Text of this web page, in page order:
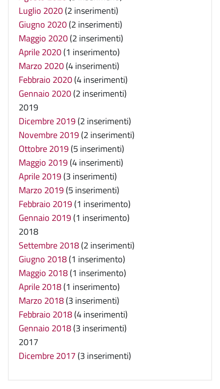
Luglio 2020(2 inserimenti)
Giugno 2020(2 inserimenti)
Maggio 2020(2 inserimenti)
Aprile 2020(1 inserimento)
Marzo 2020(4 inserimenti)
Febbraio 2020(4 inserimenti)
Gennaio 2020(2 inserimenti)
2019
Dicembre 2019(2 inserimenti)
Novembre 2019(2 inserimenti)
Ottobre 2019(5 inserimenti)
Maggio 2019(4 inserimenti)
Aprile 2019(3 inserimenti)
Marzo 2019(5 inserimenti)
Febbraio 2019(1 inserimento)
Gennaio 2019(1 inserimento)
2018
Settembre 2018(2 inserimenti)
Giugno 2018(1 inserimento)
Maggio 2018(1 inserimento)
Aprile 2018(1 inserimento)
Marzo 2018(3 inserimenti)
Febbraio 2018(4 inserimenti)
Gennaio 2018(3 inserimenti)
2017
Dicembre 2017 (3 inserimenti)